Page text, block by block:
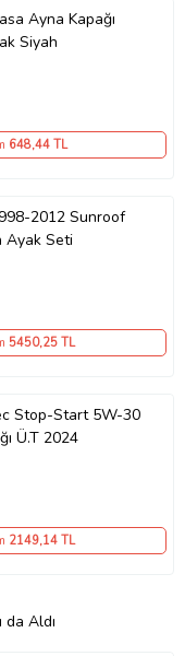
Ayna Kapağı
Siyah
648,44 TL
2012 Sunroof
Ayak Seti
5450,25 TL
Stop-Start 5W-30
Ü.T 2024
2149,14 TL
Aldı